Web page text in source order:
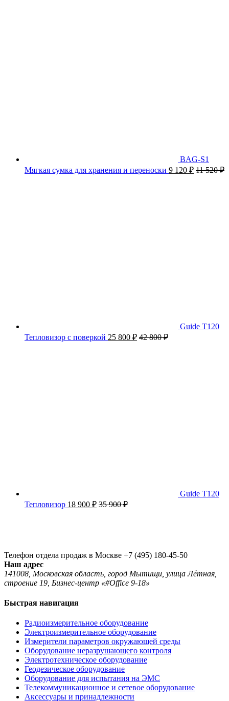
BAG-S1
Мягкая сумка для хранения и переноски 9 120 ₽ 11 520₽
Guide T120
Тепловизор с поверкой 25 800 ₽ 42 800₽
Guide T120
Тепловизор 18 900 ₽ 35 900₽
Телефон отдела продаж в Москве +7 (495) 180-45-50
Наш адрес
141008, Московская область, город Мытищи, улица Лётная,
строение 19, Бизнес-центр «#Office 9-18»
Быстрая навигация
Радиоизмерительное оборудование
Электроизмерительное оборудование
Измерители параметров окружающей среды
Оборудование неразрушающего контроля
Электротехническое оборудование
Геодезическое оборудование
Оборудование для испытания на ЭМС
Телекоммуникационное и сетевое оборудование
Аксессуары и принадлежности